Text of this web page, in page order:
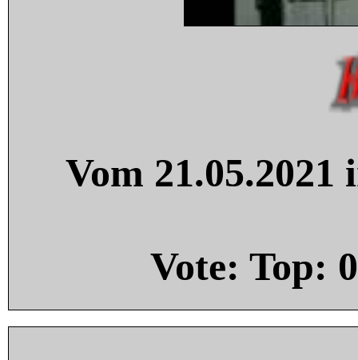
Vom
Vote: Top: 0